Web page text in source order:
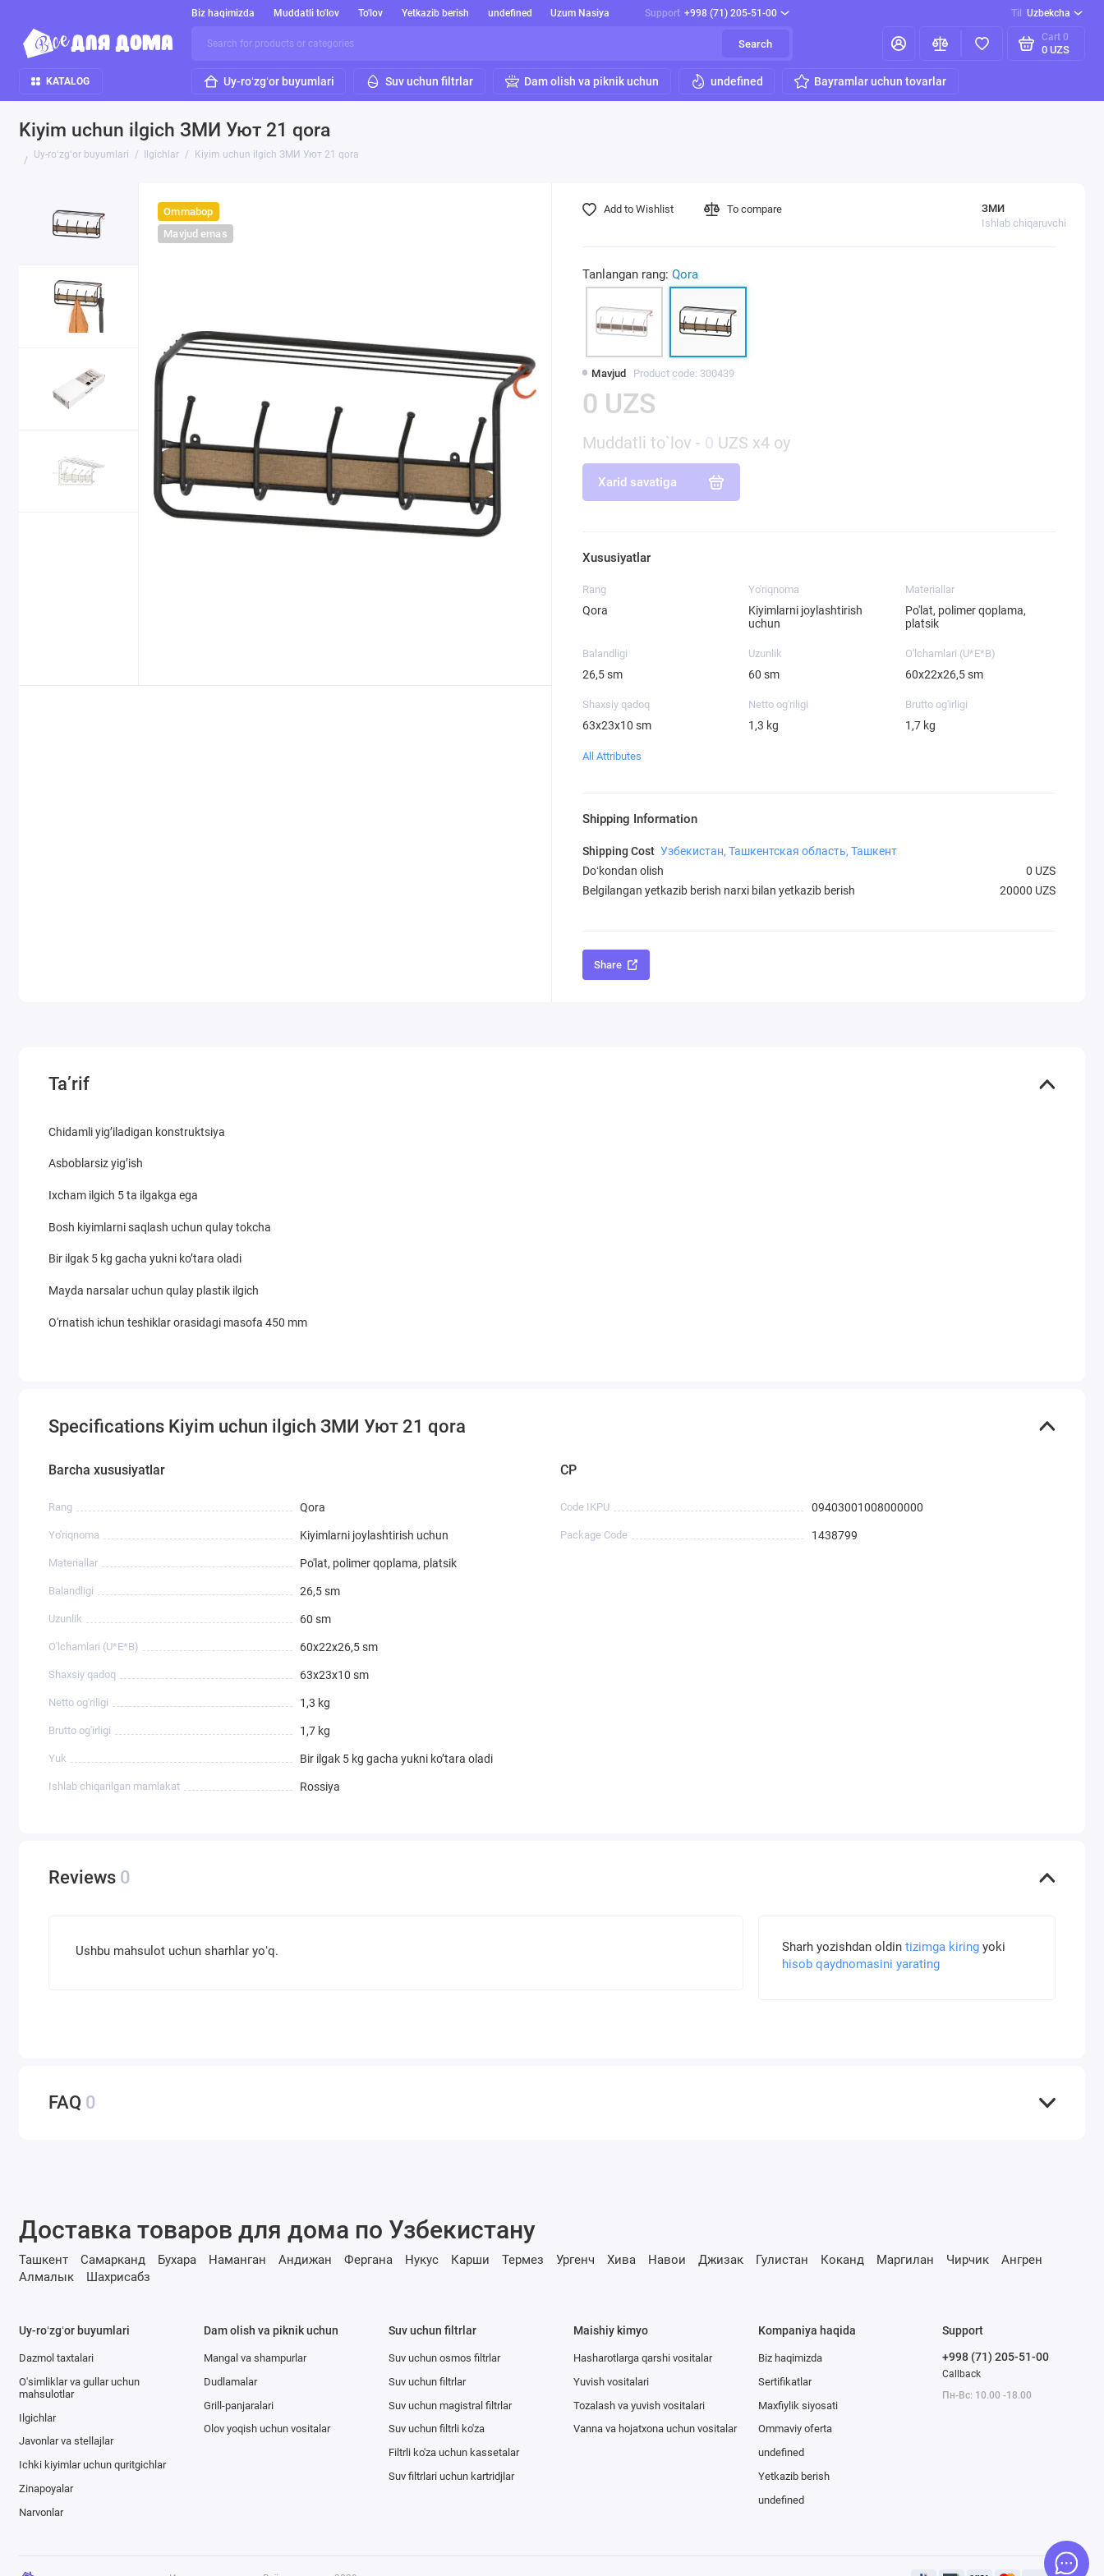
Biz haqimizda Muddatli to'lov To'lov Yetkazib berish undefined Uzum Nasiya Support +998 (71) 205-51-00 Til Uzbekcha
Search
Cart 0
0 UZS
KATALOG Uy-roʻzgʻor buyumlari Suv uchun filtrlar Dam olish va piknik uchun undefined Bayramlar uchun tovarlar
Kiyim uchun ilgich ЗМИ Уют 21 qora
Uy-roʻzgʻor buyumlari Ilgichlar Kiyim uchun ilgich ЗМИ Уют 21 qora
Ommabop
Mavjud emas
Mavjud Product code: 300439
ЗМИ
Ishlab chiqaruvchi
0 UZS
Muddatli to`lov - 0 UZS x4 oy
Xarid savatiga
Add to Wishlist To compare
Tanlangan rang: Qora
Xususiyatlar
Rang
Qora
Yo'riqnoma
Kiyimlarni joylashtirish
uchun
Materiallar
Po'lat, polimer qoplama,
platsik
Balandligi
26,5 sm
Uzunlik
60 sm
O'lchamlari (U*E*B)
60х22х26,5 sm
Shaxsiy qadoq
63х23х10 sm
Netto og'riligi
1,3 kg
Brutto og'irligi
1,7 kg
All Attributes
Shipping Information
Shipping Cost Узбекистан, Ташкентская область, Ташкент
Doʻkondan olish
0 UZS
Belgilangan yetkazib berish narxi bilan yetkazib berish
20000 UZS
Share
Ta’rif
Chidamli yig’iladigan konstruktsiya
Asboblarsiz yig’ish
Ixcham ilgich 5 ta ilgakga ega
Bosh kiyimlarni saqlash uchun qulay tokcha
Bir ilgak 5 kg gacha yukni ko’tara oladi
Mayda narsalar uchun qulay plastik ilgich
O'rnatish ichun teshiklar orasidagi masofa 450 mm
Specifications Kiyim uchun ilgich ЗМИ Уют 21 qora
Barcha xususiyatlar
Rang Qora
Yo'riqnoma Kiyimlarni joylashtirish uchun
Materiallar Po'lat, polimer qoplama, platsik
Balandligi 26,5 sm
Uzunlik 60 sm
O'lchamlari (U*E*B) 60х22х26,5 sm
Shaxsiy qadoq 63х23х10 sm
Netto og'riligi 1,3 kg
Brutto og'irligi 1,7 kg
Yuk Bir ilgak 5 kg gacha yukni ko’tara oladi
Ishlab chiqarilgan mamlakat Rossiya
CP
Code IKPU 09403001008000000
Package Code 1438799
Reviews 0
Ushbu mahsulot uchun sharhlar yoʻq. Sharh yozishdan oldin tizimga kiring yoki
hisob qaydnomasini yarating
FAQ 0
Доставка товаров для дома по Узбекистану
Ташкент Самарканд Бухара Наманган Андижан Фергана Нукус Карши Термез Ургенч Хива Навои Джизак Гулистан Коканд Маргилан Чирчик
Ангрен
Алмалык
Шахрисабз
Uy-roʻzgʻor buyumlari
Dazmol taxtalari
O'simliklar va gullar uchun
mahsulotlar
Ilgichlar
Javonlar va stellajlar
Ichki kiyimlar uchun quritgichlar
Zinapoyalar
Narvonlar
Dam olish va piknik uchun
Mangal va shampurlar
Dudlamalar
Grill-panjaralari
Olov yoqish uchun vositalar
Suv uchun filtrlar
Suv uchun osmos filtrlar
Suv uchun filtrlar
Suv uchun magistral filtrlar
Suv uchun filtrli ko'za
Filtrli ko'za uchun kassetalar
Suv filtrlari uchun kartridjlar
Maishiy kimyo
Hasharotlarga qarshi vositalar
Yuvish vositalari
Tozalash va yuvish vositalari
Vanna va hojatxona uchun vositalar
Kompaniya haqida
Biz haqimizda
Sertifikatlar
Maxfiylik siyosati
Ommaviy oferta
undefined
Yetkazib berish
undefined
Support
+998 (71) 205-51-00
Callback
Пн-Вс: 10.00 -18.00